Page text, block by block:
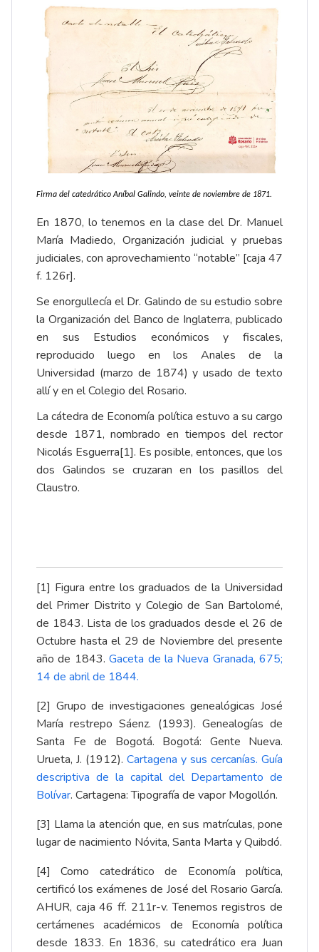
Firma del catedrático Aníbal Galindo, veinte de noviembre de 1871.
En 1870, lo tenemos en la clase del Dr. Manuel
María Madiedo, Organización judicial y pruebas
judiciales, con aprovechamiento “notable” [caja 47
f. 126r].
Se enorgullecía el Dr. Galindo de su estudio sobre
la Organización del Banco de Inglaterra, publicado
en sus Estudios económicos y fiscales,
reproducido luego en los Anales de la
Universidad (marzo de 1874) y usado de texto
allí y en el Colegio del Rosario.
La cátedra de Economía política estuvo a su cargo
desde 1871, nombrado en tiempos del rector
Nicolás Esguerra[1]. Es posible, entonces, que los
dos Galindos se cruzaran en los pasillos del
Claustro.
[1] Figura entre los graduados de la Universidad
del Primer Distrito y Colegio de San Bartolomé,
de 1843. Lista de los graduados desde el 26 de
Octubre hasta el 29 de Noviembre del presente
año de 1843.Gaceta de la Nueva Granada, 675;
14 de abril de 1844.
[2] Grupo de investigaciones genealógicas José
María restrepo Sáenz. (1993). Genealogías de
Santa Fe de Bogotá. Bogotá: Gente Nueva.
Urueta, J. (1912). Cartagena y sus cercanías. Guía
descriptiva de la capital del Departamento de
Bolívar. Cartagena: Tipografía de vapor Mogollón.
[3] Llama la atención que, en sus matrículas, pone
lugar de nacimiento Nóvita, Santa Marta y Quibdó.
[4] Como catedrático de Economía política,
certificó los exámenes de José del Rosario García.
AHUR, caja 46 ff. 211r-v. Tenemos registros de
certámenes académicos de Economía política
desde 1833. En 1836, su catedrático era Juan